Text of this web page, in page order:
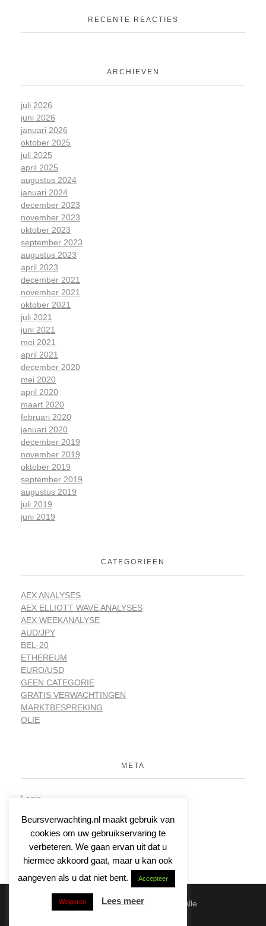
RECENTE REACTIES
ARCHIEVEN
juli 2026
juni 2026
januari 2026
oktober 2025
juli 2025
april 2025
augustus 2024
januari 2024
december 2023
november 2023
oktober 2023
september 2023
augustus 2023
april 2023
december 2021
november 2021
oktober 2021
juli 2021
juni 2021
mei 2021
april 2021
december 2020
mei 2020
april 2020
maart 2020
februari 2020
januari 2020
december 2019
november 2019
oktober 2019
september 2019
augustus 2019
juli 2019
juni 2019
CATEGORIEËN
AEX ANALYSES
AEX ELLIOTT WAVE ANALYSES
AEX WEEKANALYSE
AUD/JPY
BEL-20
ETHEREUM
EURO/USD
GEEN CATEGORIE
GRATIS VERWACHTINGEN
MARKTBESPREKING
OLIE
META
Login
Reacties feed
WordPress.org
© 2026 | Beursverwachting.nl | Alle
Beursverwachting.nl maakt gebruik van
cookies om uw gebruikservaring te
verbeteren. We gaan ervan uit dat u
hiermee akkoord gaat, maar u kan ook
aangeven als u dat niet bent.
Accepteer
Weigeren Lees meer